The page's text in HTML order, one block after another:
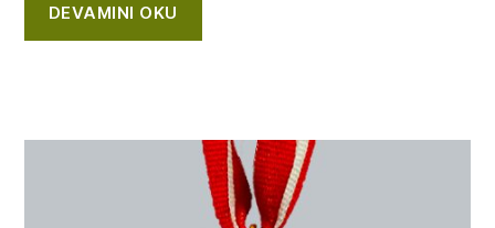
DEVAMINI OKU